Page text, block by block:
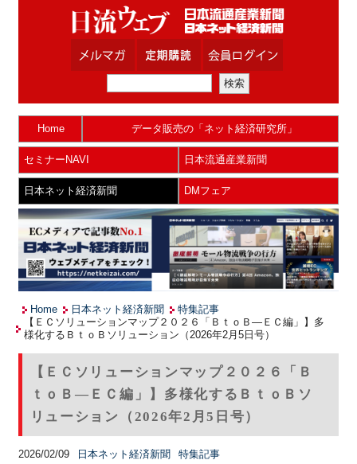
Home データ販売の「ネット経済研究所」
セミナーNAVI 日本流通産業新聞
日本ネット経済新聞 DMフェア
Home 日本ネット経済新聞
特集記事
【ＥＣソリューションマップ２０２６「ＢｔｏＢ―ＥＣ編」】多
様化するＢｔｏＢソリューション（2026年2月5日号）
【ＥＣソリューションマップ２０２６「Ｂ
ｔｏＢ―ＥＣ編」】多様化するＢｔｏＢソ
リューション（2026年2月5日号）
2026/02/09 日本ネット経済新聞 特集記事